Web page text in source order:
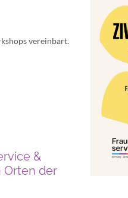
vereinbart.
&
Orten der